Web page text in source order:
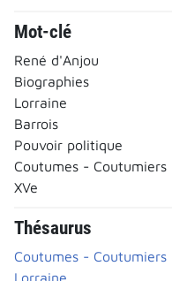
Mot-clé
René d'Anjou
Biographies
Lorraine
Barrois
Pouvoir politique
Coutumes - Coutumiers
XVe
Thésaurus
Coutumes - Coutumiers
Lorraine